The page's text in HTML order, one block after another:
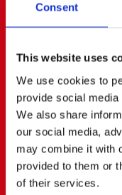
Consent
This website uses
We use cookies to
provide social
We also share
our social media,
may combine it with
provided to them or
of their services.
Calle Fresadores Nº
Parque Empresarial
BOADILLA
91 668 63 40
Calle Artesanos Nº
Pol. Ind. PRADO
28660 BOADILLA